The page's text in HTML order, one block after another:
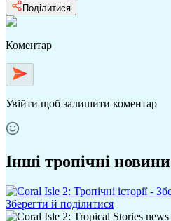
Поділитися
Коментар
Увійти щоб залишити коментар
Інші тропічні новини
Зберегти й поділитися